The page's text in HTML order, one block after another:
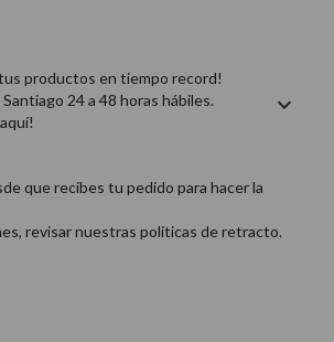
productos en tiempo record!
24 a 48 horas hábiles.
que recibes tu pedido para hacer la
revisar nuestras politicas de retracto.